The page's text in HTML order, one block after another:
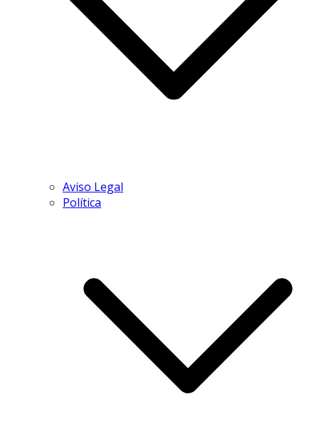
Aviso Legal
Política